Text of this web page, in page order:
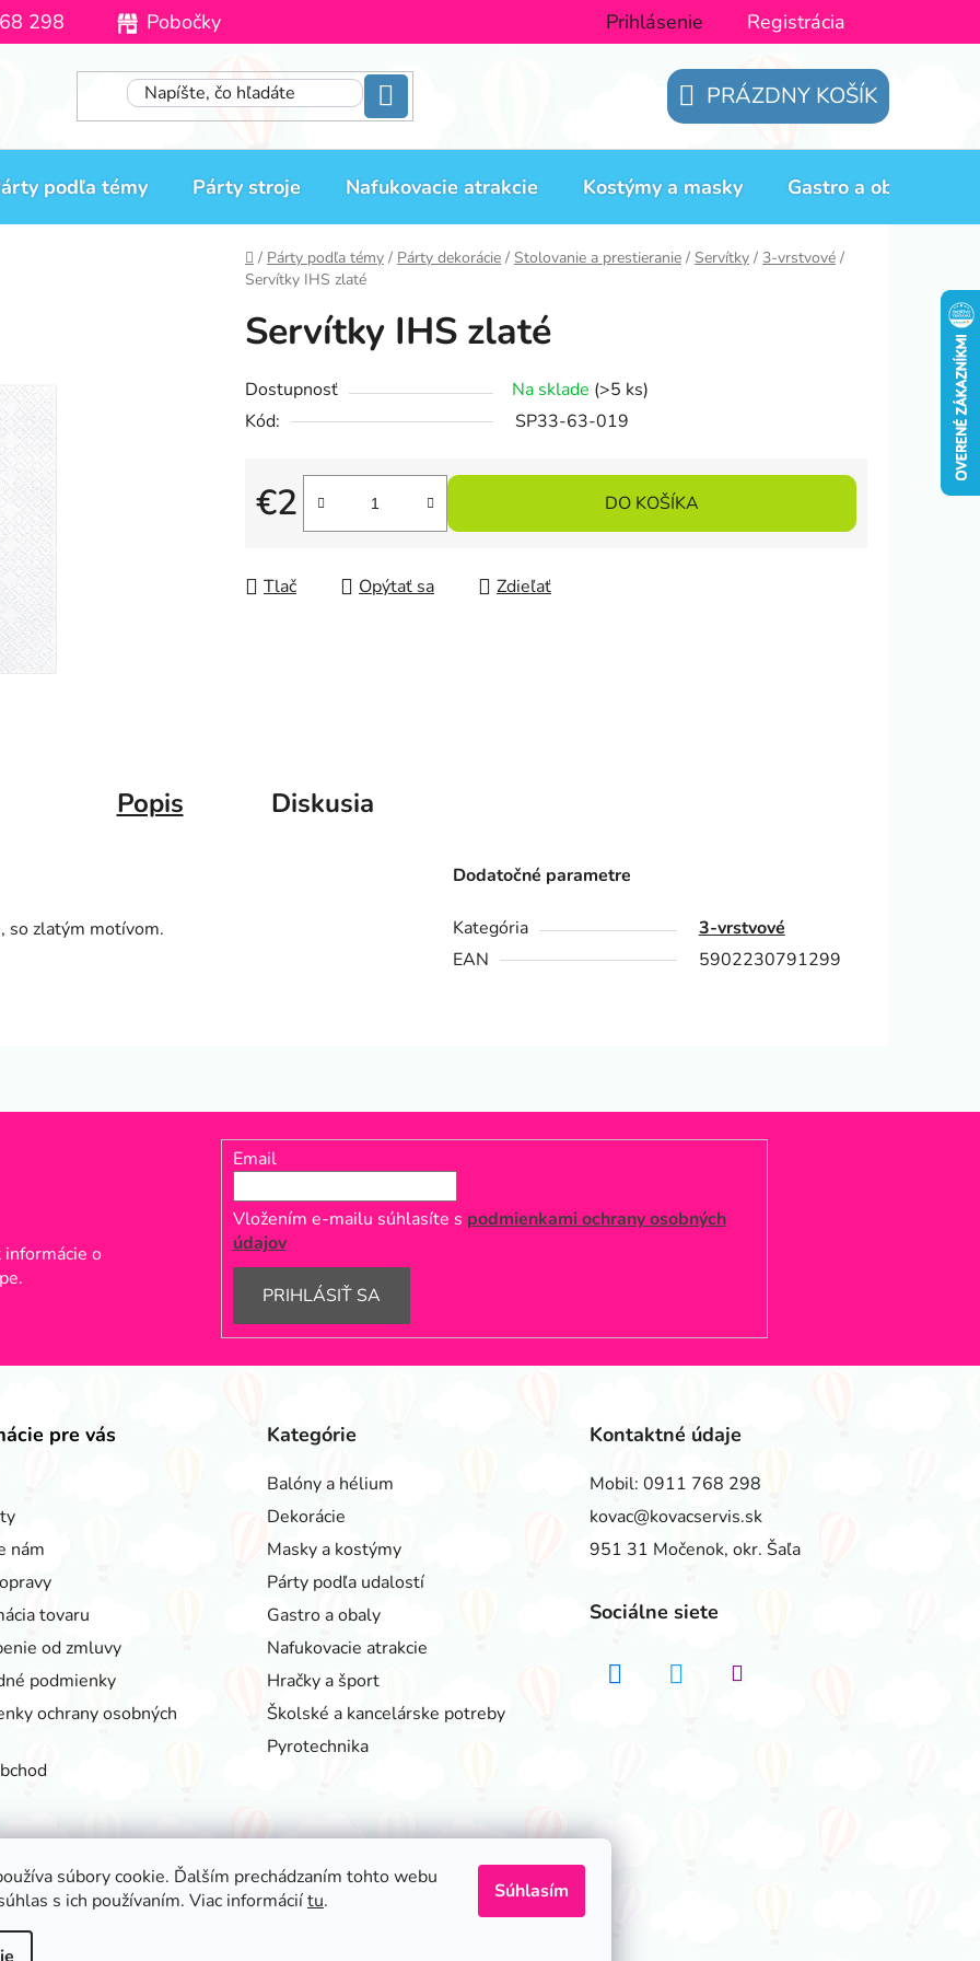
súbory cookie. Ďalším prechádzaním tohto webu
s ich používaním. Viac informáciítu. Súhlasím
298 Pobočky Prihlásenie Registrácia
NÁKUPNÝ
KOŠÍK
PRÁZDNY KOŠÍK
podľa témy Párty stroje Nafukovacie atrakcie Kostýmy a masky Gastro a obaly
Domov
/ Párty podľa témy / Párty dekorácie / Stolovanie a prestieranie / Servítky / 3-vrstvové /
Servítky IHS zlaté
Servítky IHS zlaté
Dostupnosť Na sklade (>5 ks)
Kód:
SP33-63-019
€2
Jednotková cena:
DO KOŠÍKA
Tlač Opýtať sa Zdieľať
Popis Diskusia
so zlatým motívom.
Dodatočné parametre
Kategória
3-vrstvové
EAN
5902230791299
o
Email
Vložením e-mailu súhlasíte s podmienkami ochrany osobných
údajov
PRIHLÁSIŤ SA
pre vás
nám
tovaru
od zmluvy
podmienky
ochrany osobných
Kategórie
Balóny a hélium
Dekorácie
Masky a kostýmy
Párty podľa udalostí
Gastro a obaly
Nafukovacie atrakcie
Hračky a šport
Školské a kancelárske potreby
Pyrotechnika
Kontaktné údaje
Mobil: 0911 768 298
kovac@kovacservis.sk
951 31 Močenok, okr. Šaľa
Sociálne siete
Realizovalo štúdio ADATELIER